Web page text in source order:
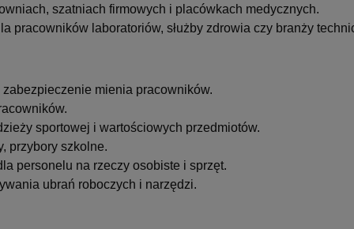
szatniach firmowych i placówkach medycznych.
pracowników laboratoriów, służby zdrowia czy branży
mienia pracowników.
sportowej i wartościowych przedmiotów.
przybory szkolne.
personelu na rzeczy osobiste i sprzęt.
ubrań roboczych i narzędzi.